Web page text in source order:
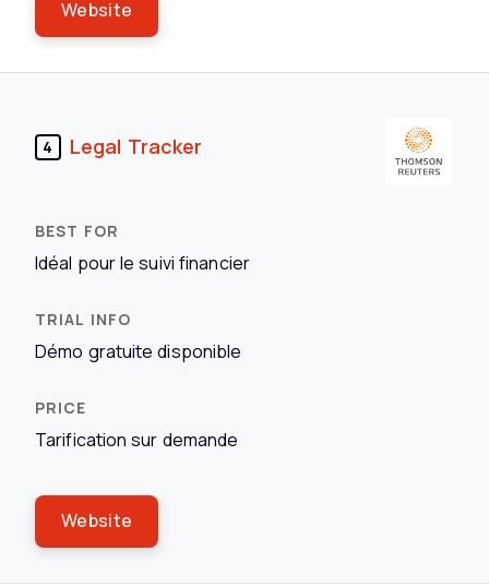
Website
4 Legal Tracker
Idéal pour le suivi financier
Démo gratuite disponible
Tarification sur demande
Website